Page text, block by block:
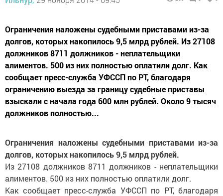
Ограничения наложены судебными приставами из-за
долгов, которых накопилось 9,5 млрд рублей. Из 27108
должников 8711 должников - неплательщики
алиментов. 500 из них полностью оплатили долг. Как
сообщает пресс-служба УФССП по РТ, благодаря
ограничению выезда за границу судебные приставы
взыскали с начала года 600 млн рублей. Около 9 тысяч
должников полностью...
Ограничения наложены судебными приставами из-за
долгов, которых накопилось 9,5 млрд рублей.
Из 27108 должников 8711 должников - неплательщики
алиментов. 500 из них полностью оплатили долг.
Как сообщает пресс-служба УФССП по РТ, благодаря